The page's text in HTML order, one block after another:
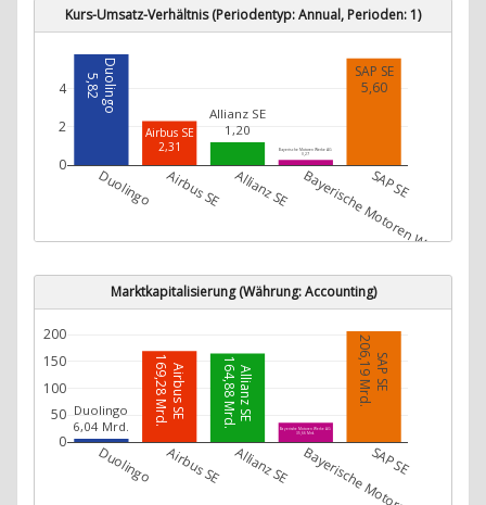
Kurs-Umsatz-Verhältnis (Periodentyp: Annual, Perioden: 1)
Duolingo
5,82
Airbus SE
2,31
Allianz SE
1,20
Bayerische Motoren Werke AG
0,27
SAP SE
5,60
Duolingo Airbus SE Allianz SE Bayerische Motoren Werke AG
SAP SE
0
2
4
Marktkapitalisierung (Währung: Accounting)
Duolingo
6,04 Mrd.
Airbus SE
169,28 Mrd. Allianz SE
164,88 Mrd.
Bayerische Motoren Werke AG
35,66 Mrd.
SAP SE
206,19 Mrd.
Duolingo Airbus SE Allianz SE SAP SE
0
50
100
150
200